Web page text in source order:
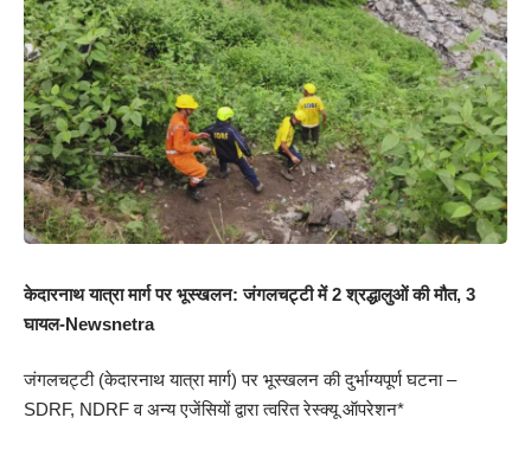
केदारनाथ यात्रा मार्ग पर भूस्खलन: जंगलचट्टी में 2 श्रद्धालुओं की मौत, 3
घायल-Newsnetra
जंगलचट्टी (केदारनाथ यात्रा मार्ग) पर भूस्खलन की दुर्भाग्यपूर्ण घटना –
SDRF, NDRF व अन्य एजेंसियों द्वारा त्वरित रेस्क्यू ऑपरेशन*